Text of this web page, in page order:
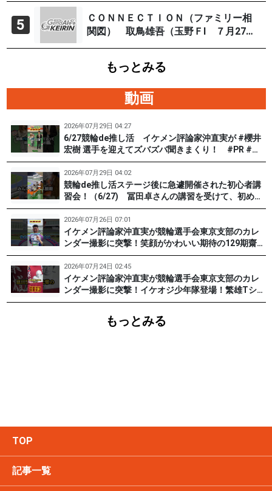
5
ＣＯＮＮＥＣＴＩＯＮ（ファミリー相
関図） 取鳥雄吾（玉野ＦⅠ ７月27～
もっとみる
動画
2026年07月29日 04:27
6/27競輪de推し活 イケメン評論家沖直実が #櫻井
宏樹 選手を迎えてズバズバ聞きまくり！ #PR #松
戸けいりん #和田健太郎
2026年07月29日 04:02
競輪de推し活ステージ後に急遽開催された初心者講
習会！（6/27) 冨田卓さんの講習を受けて、初めて
チャレンジした女子たち。果たして…？ #PR #松戸
けいりん #和田健太郎 #沖直実
2026年07月26日 07:01
イケメン評論家沖直実が競輪選手会東京支部のカレ
ンダー撮影に突撃！笑顔がかわいい期待の129期齋藤
宏樹選手登場！ #pr #松戸けいりん
2026年07月24日 02:45
イケメン評論家沖直実が競輪選手会東京支部のカレ
ンダー撮影に突撃！イケオジ少年隊登場！繁雄Tシャ
ツへの思いとは？ #PR #松戸けいりん #川口満広 #
浦山一栄 #市川健太
もっとみる
TOP
記事一覧